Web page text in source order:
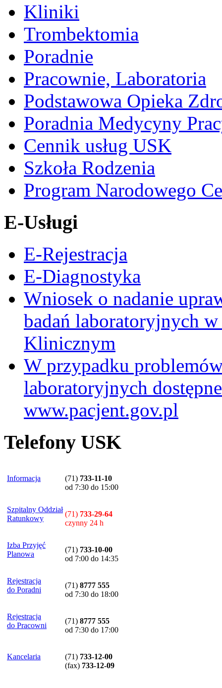
Kliniki
Trombektomia
Poradnie
Pracownie, Laboratoria
Podstawowa Opieka
Poradnia Medycyny
Cennik usług USK
Szkoła Rodzenia
Program Narodowego
E-Usługi
E-Rejestracja
E-Diagnostyka
Wniosek o nadanie
badań laboratoryjnych
Klinicznym
W przypadku
laboratoryjnych
www.pacjent.gov.pl
Telefony USK
Informacja (71) 733-11-10
od 7:30 do 15:00
Szpitalny Oddział
Ratunkowy
(71) 733-29-64
czynny 24 h
Izba Przyjęć
Planowa
(71) 733-10-00
od 7:00 do 14:35
Rejestracja
do Poradni
(71) 8777 555
od 7:30 do 18:00
Rejestracja
do Pracowni
(71) 8777 555
od 7:30 do 17:00
Kancelaria (71) 733-12-00
(fax) 733-12-09